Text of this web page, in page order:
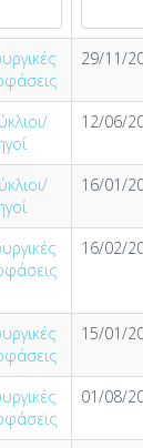
29/11/
12/06/
16/01/
16/02/
15/01/
01/08/